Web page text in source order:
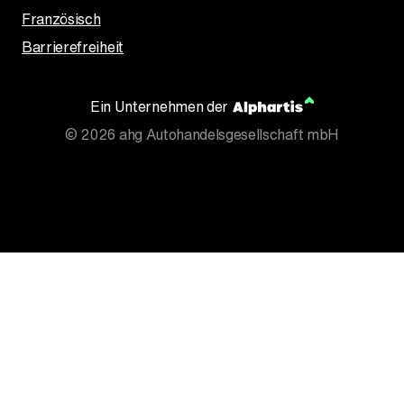
Der neue BMW X5.
Geschaffen, um vorauszugehen.
Französisch
Barrierefreiheit
© 2026 ahg Autohandelsgesellschaft mbH
Ein Unternehmen der